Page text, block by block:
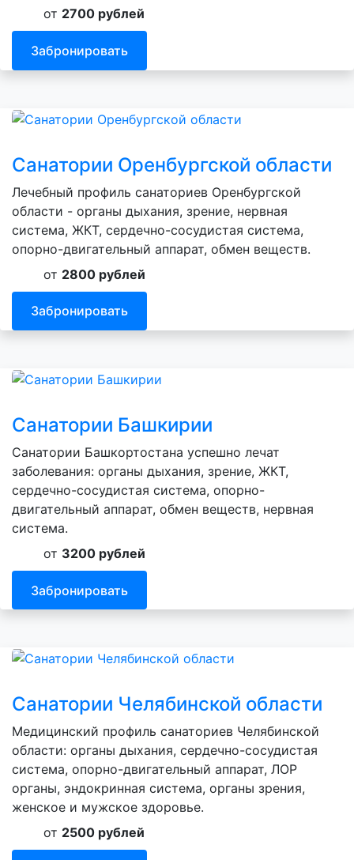
от 2700 рублей
Забронировать
Санатории Оренбургской области
Лечебный профиль санаториев Оренбургской
области - органы дыхания, зрение, нервная
система, ЖКТ, сердечно-сосудистая система,
опорно-двигательный аппарат, обмен веществ.
от 2800 рублей
Забронировать
Санатории Башкирии
Санатории Башкортостана успешно лечат
заболевания: органы дыхания, зрение, ЖКТ,
сердечно-сосудистая система, опорно-
двигательный аппарат, обмен веществ, нервная
система.
от 3200 рублей
Забронировать
Санатории Челябинской области
Медицинский профиль санаториев Челябинской
области: органы дыхания, сердечно-сосудистая
система, опорно-двигательный аппарат, ЛОР
органы, эндокринная система, органы зрения,
женское и мужское здоровье.
от 2500 рублей